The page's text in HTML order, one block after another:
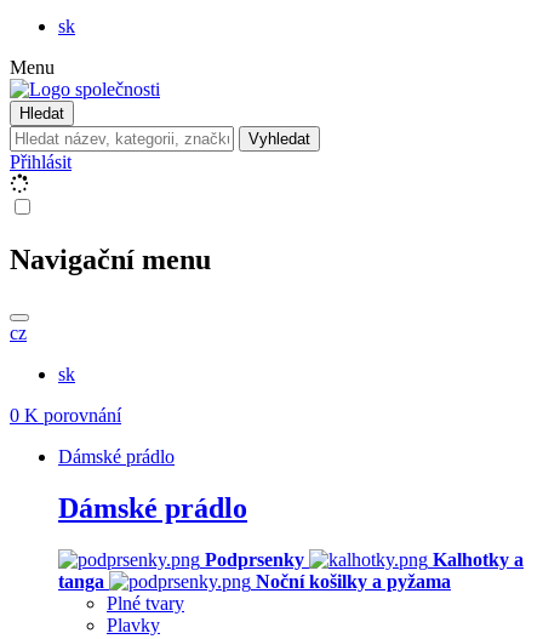
sk
Menu
Hledat
Vyhledat
Přihlásit
Navigační menu
cz
sk
0 K porovnání
Dámské prádlo
Dámské prádlo
Podprsenky
Kalhotky a
tanga
Noční košilky a pyžama
Plné tvary
Plavky